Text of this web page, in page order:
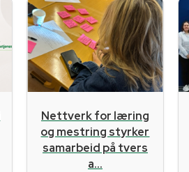
Nettverk for læring
og mestring styrker
samarbeid på tvers
a...